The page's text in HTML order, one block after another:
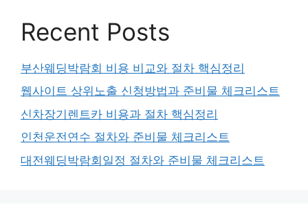
Recent Posts
부산웨딩박람회 비용 비교와 절차 핵심정리
웹사이트 상위노출 신청방법과 준비물 체크리스트
신차장기렌트카 비용과 절차 핵심정리
인천운전연수 절차와 준비물 체크리스트
대전웨딩박람회일정 절차와 준비물 체크리스트